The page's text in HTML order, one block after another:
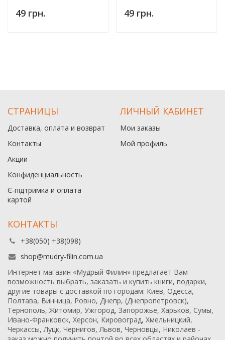
49 грн. 49 грн.
СТРАНИЦЫ
Доставка, оплата и возврат
Контакты
Акции
Конфиденциальность
Є-підтримка и оплата
картой
ЛИЧНЫЙ КАБИНЕТ
Мои заказы
Мой профиль
КОНТАКТЫ
+38(050) +38(098)
shop@mudry-filin.com.ua
Интернет магазин «Мудрый Филин» предлагает Вам
возможность выбрать, заказать и купить книги, подарки,
другие товары с доставкой по городам: Киев, Одесса,
Полтава, Винница, Ровно, Днепр, (Днепропетровск),
Тернополь, Житомир, Ужгород, Запорожье, Харьков, Сумы,
Ивано-Франковск, Херсон, Кировоград, Хмельницкий,
Черкассы, Луцк, Чернигов, Львов, Черновцы, Николаев -